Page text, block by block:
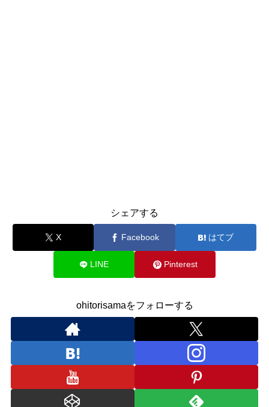
シェアする
X Facebook はてブ
LINE Pinterest
ohitorisamaをフォローする